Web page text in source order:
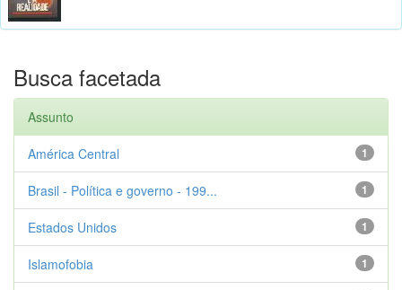
Busca facetada
Assunto
1
América Central
1
Brasil - Política e governo - 199...
1
Estados Unidos
1
Islamofobia